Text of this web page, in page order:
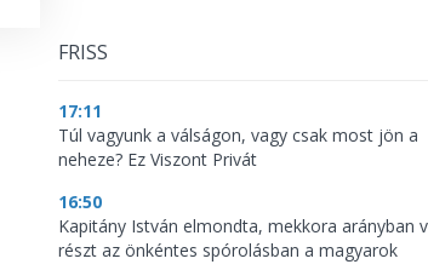
FRISS
17:11
Túl vagyunk a válságon, vagy csak most jön a
neheze? Ez Viszont Privát
16:50
Kapitány István elmondta, mekkora arányban
részt az önkéntes spórolásban a magyarok